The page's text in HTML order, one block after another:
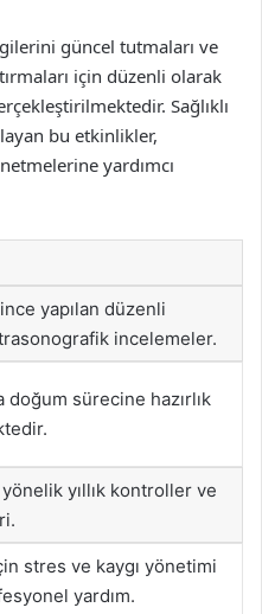
güncel tutmaları ve
için düzenli olarak
Sağlıklı
bu etkinlikler,
yardımcı
yapılan düzenli
incelemeler.
doğum sürecine hazırlık
yönelik yıllık kontroller ve
stres ve kaygı yönetimi
yardım.